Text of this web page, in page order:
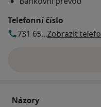
Telefonní číslo
731 65...Zobrazit
Názory